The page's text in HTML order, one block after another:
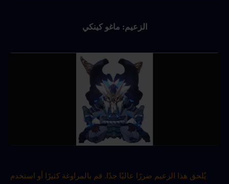
الزعيم: ماغو كينكي